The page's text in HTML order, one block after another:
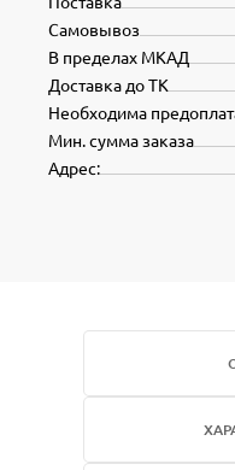
Самовывоз
В пределах МКАД
Доставка до ТК
Необходима
Мин. сумма заказа
Адрес: